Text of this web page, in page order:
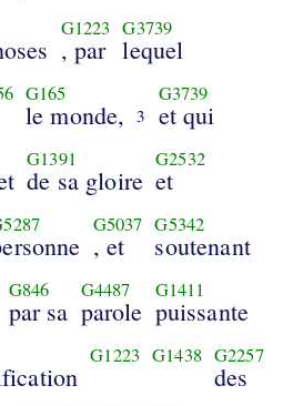
G1223
, par
G3739
lequel
G165
le monde, 3
G3739
et qui
G1391
de sa gloire
G2532
et
G5037
, et
G5342
soutenant
G846
par sa
G4487
parole
G1411
puissante
G1223 G1438 G2257
des